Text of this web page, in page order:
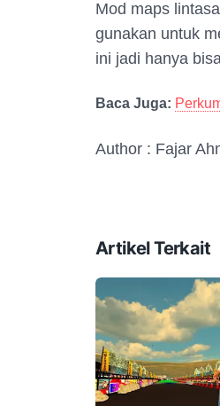
Mod maps
gunakan untuk
ini jadi hanya
Baca Juga:
Author : Fajar
Artikel Terkait